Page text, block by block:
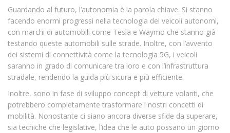
Guardando al futuro, l’autonomia è la parola chiave. Si stanno
facendo enormi progressi nella tecnologia dei veicoli autonomi,
con marchi di automobili come Tesla e Waymo che stanno già
testando queste automobili sulle strade. Inoltre, con l’avvento
dei sistemi di connettività come la tecnologia 5G, i veicoli
saranno in grado di comunicare tra loro e con l’infrastruttura
stradale, rendendo la guida più sicura e più efficiente.
Inoltre, sono in fase di sviluppo concept di vetture volanti, che
potrebbero completamente trasformare i nostri concetti di
mobilità. Nonostante ci siano ancora diverse sfide da superare,
sia tecniche che legislative, l’idea che le auto possano un giorno